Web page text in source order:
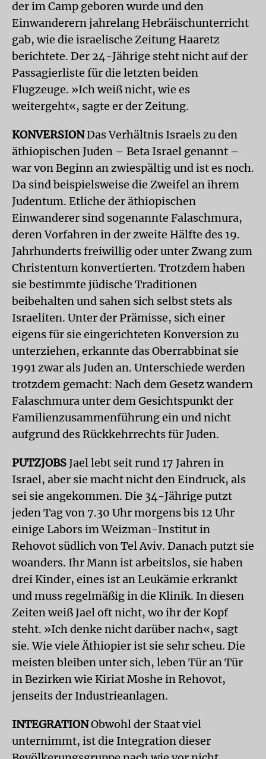
der im Camp geboren wurde und den
Einwanderern jahrelang Hebräischunterricht
gab, wie die israelische Zeitung Haaretz
berichtete. Der 24-Jährige steht nicht auf der
Passagierliste für die letzten beiden
Flugzeuge. »Ich weiß nicht, wie es
weitergeht«, sagte er der Zeitung.
KONVERSIONDas Verhältnis Israels zu den
äthiopischen Juden – Beta Israel genannt –
war von Beginn an zwiespältig und ist es noch.
Da sind beispielsweise die Zweifel an ihrem
Judentum. Etliche der äthiopischen
Einwanderer sind sogenannte Falaschmura,
deren Vorfahren in der zweite Hälfte des 19.
Jahrhunderts freiwillig oder unter Zwang zum
Christentum konvertierten. Trotzdem haben
sie bestimmte jüdische Traditionen
beibehalten und sahen sich selbst stets als
Israeliten. Unter der Prämisse, sich einer
eigens für sie eingerichteten Konversion zu
unterziehen, erkannte das Oberrabbinat sie
1991 zwar als Juden an. Unterschiede werden
trotzdem gemacht: Nach dem Gesetz wandern
Falaschmura unter dem Gesichtspunkt der
Familienzusammenführung ein und nicht
aufgrund des Rückkehrrechts für Juden.
PUTZJOBS Jael lebt seit rund 17 Jahren in
Israel, aber sie macht nicht den Eindruck, als
sei sie angekommen. Die 34-Jährige putzt
jeden Tag von 7.30 Uhr morgens bis 12 Uhr
einige Labors im Weizman-Institut in
Rehovot südlich von Tel Aviv. Danach putzt sie
woanders. Ihr Mann ist arbeitslos, sie haben
drei Kinder, eines ist an Leukämie erkrankt
und muss regelmäßig in die Klinik. In diesen
Zeiten weiß Jael oft nicht, wo ihr der Kopf
steht. »Ich denke nicht darüber nach«, sagt
sie. Wie viele Äthiopier ist sie sehr scheu. Die
meisten bleiben unter sich, leben Tür an Tür
in Bezirken wie Kiriat Moshe in Rehovot,
jenseits der Industrieanlagen.
INTEGRATIONObwohl der Staat viel
unternimmt, ist die Integration dieser